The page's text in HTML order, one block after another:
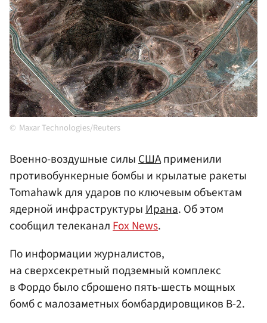
Maxar Technologies/Reuters
Военно-воздушные силыСШАприменили
противобункерные бомбы и крылатые ракеты
Tomahawk для ударов по ключевым объектам
ядерной инфраструктурыИрана. Об этом
сообщил телеканалFox News.
По информации журналистов,
на сверхсекретный подземный комплекс
в Фордо было сброшено пять-шесть мощных
бомб с малозаметных бомбардировщиков B-2.